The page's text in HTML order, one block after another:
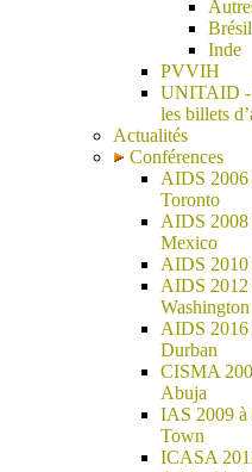
Brésil
Inde
PVVIH
UNITAID -
les billets
Actualités
Conférences
AIDS 2006
Toronto
AIDS 2008
Mexico
AIDS 2010
AIDS 2012
Washington
AIDS 2016
Durban
CISMA
Abuja
IAS 2009 à
Town
ICASA